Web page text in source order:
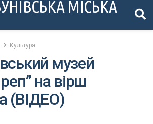
МІСЬКА
Культура
музей
на вірш
(ВІДЕО)